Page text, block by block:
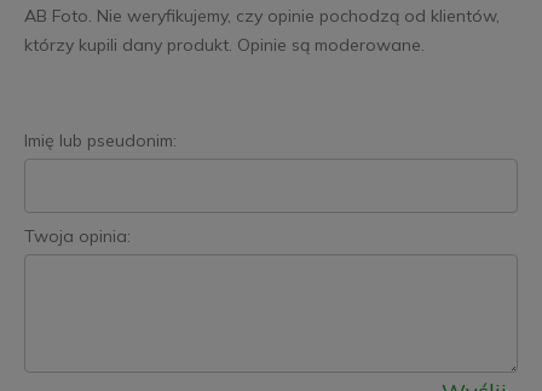
AB Foto. Nie weryfikujemy, czy opinie pochodzą od klientów,
którzy kupili dany produkt. Opinie są moderowane.
Imię lub pseudonim:
Twoja opinia: